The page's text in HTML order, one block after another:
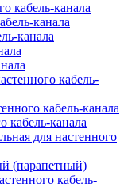
кабель-канала
канала
канала
кабель-
кабель-канала
кабель-канала
для настенного
(парапетный)
кабель-